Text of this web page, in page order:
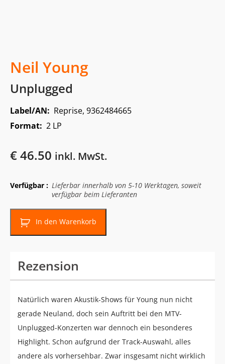
Neil Young
Unplugged
Label/AN: Reprise, 9362484665
Format: 2 LP
€46.50 inkl. MwSt.
Verfügbar : Lieferbar innerhalb von 5-10 Werktagen, soweit
verfügbar beim Lieferanten
In den Warenkorb
Rezension
Natürlich waren Akustik-Shows für Young nun nicht
gerade Neuland, doch sein Auftritt bei den MTV-
Unplugged-Konzerten war dennoch ein besonderes
Highlight. Schon aufgrund der Track-Auswahl, alles
andere als vorhersehbar. Zwar insgesamt nicht wirklich